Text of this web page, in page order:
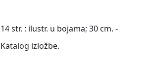
14 str. : ilustr. u bojama; 30 cm. -
Katalog izložbe.